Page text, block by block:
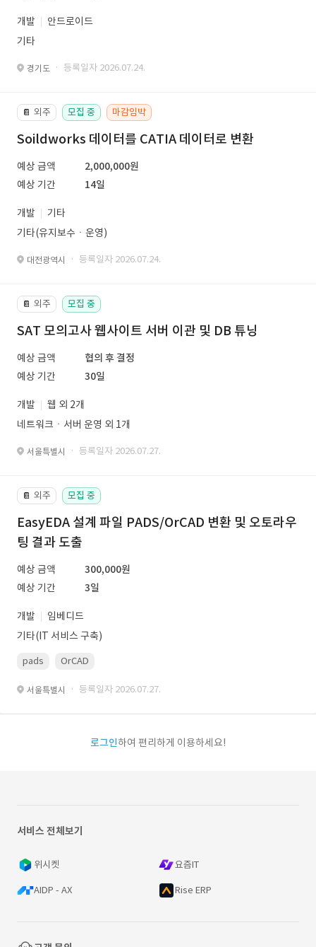
개발
안드로이드
기타
경기도 · 등록일자 2026.07.24.
📔 외주 모집 중 마감임박
Soildworks 데이터를 CATIA 데이터로 변환
예상 금액
2,000,000원
예상 기간
14일
개발
기타
기타(유지보수ㆍ운영)
대전광역시 · 등록일자 2026.07.24.
📔 외주 모집 중
SAT 모의고사 웹사이트 서버 이관 및 DB 튜닝
예상 금액
협의 후 결정
예상 기간
30일
개발
웹 외 2개
네트워크ㆍ서버 운영 외 1개
서울특별시 · 등록일자 2026.07.27.
📔 외주 모집 중
EasyEDA 설계 파일 PADS/OrCAD 변환 및 오토라우
팅 결과 도출
예상 금액
300,000원
예상 기간
3일
개발
임베디드
기타(IT 서비스 구축)
pads OrCAD
서울특별시 · 등록일자 2026.07.27.
로그인하여 편리하게 이용하세요!
서비스 전체보기
위시켓 요즘IT
AIDP - AX Rise ERP